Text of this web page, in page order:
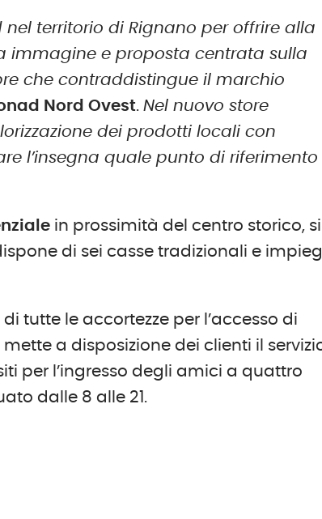
territorio di Rignano per offrire alla
immagine e proposta centrata sulla
che contraddistingue il marchio
Nord Ovest.Nel nuovo store
dei prodotti locali con
l’insegna quale punto di riferimento
in prossimità del centro storico, si
di sei casse tradizionali e
tutte le accortezze per l’accesso di
mette a disposizione dei clienti il
per l’ingresso degli amici a quattro
dalle 8 alle 21.